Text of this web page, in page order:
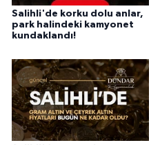
Salihli'de korku dolu anlar,
park halindeki kamyonet
kundaklandı!